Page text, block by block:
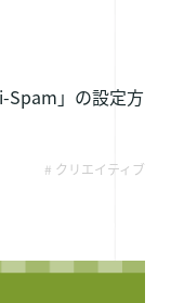
Spam」の設定方
# クリエイティブ